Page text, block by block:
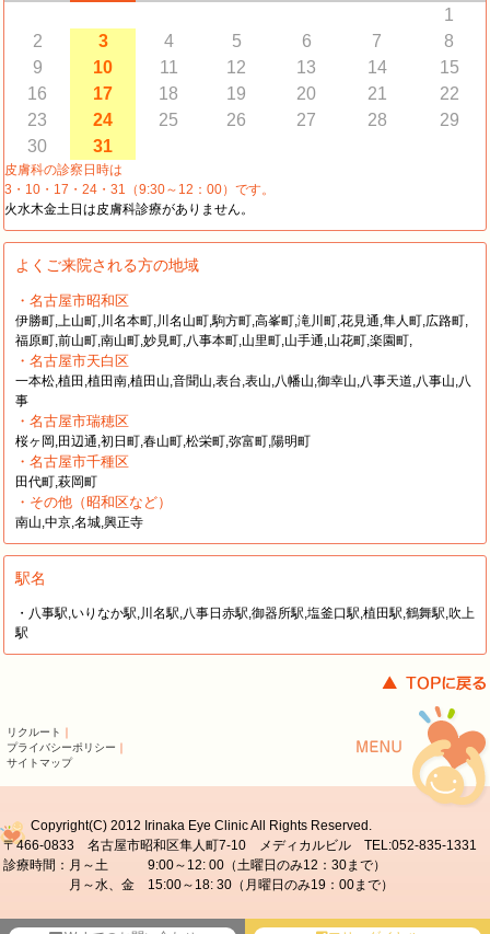
1
2
3 4 5 6 7
8
9
10 11 12 13 14
15
16
17 18 19 20 21
22
23
24 25 26 27 28
29
30
31
皮膚科の診察日時は
3・10・17・24・31（9:30～12：00）です。
火水木金土日は皮膚科診療がありません。
よくご来院される方の地域
・名古屋市昭和区
伊勝町,上山町,川名本町,川名山町,駒方町,高峯町,滝川町,花見通,隼人町,広路町,
福原町,前山町,南山町,妙見町,八事本町,山里町,山手通,山花町,楽園町,
・名古屋市天白区
一本松,植田,植田南,植田山,音聞山,表台,表山,八幡山,御幸山,八事天道,八事山,八
事
・名古屋市瑞穂区
桜ヶ岡,田辺通,初日町,春山町,松栄町,弥富町,陽明町
・名古屋市千種区
田代町,萩岡町
・その他（昭和区など）
南山,中京,名城,興正寺
駅名
・八事駅,いりなか駅,川名駅,八事日赤駅,御器所駅,塩釜口駅,植田駅,鶴舞駅,吹上
駅
リクルート
プライバシーポリシー
サイトマップ
Copyright(C) 2012 Irinaka Eye Clinic All Rights Reserved.
〒466-0833 名古屋市昭和区隼人町7-10 メディカルビル TEL:052-835-1331
診療時間：月～土 9:00～12: 00（土曜日のみ12：30まで）
月～水、金 15:00～18: 30（月曜日のみ19：00まで）